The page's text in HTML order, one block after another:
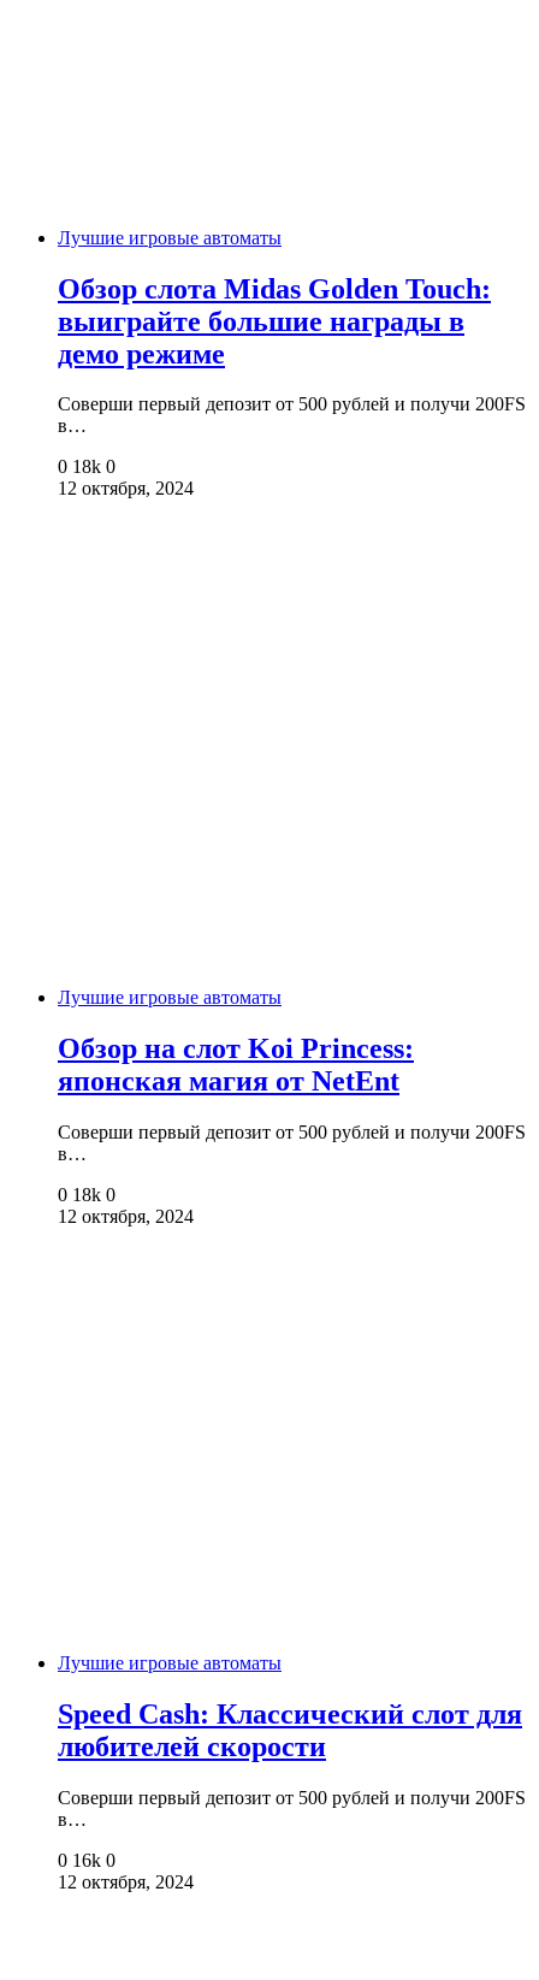
Лучшие игровые автоматы
Обзор слота Midas Golden Touch:
выиграйте большие награды в
демо режиме
Соверши первый депозит от 500 рублей и получи 200FS
в…
0 18k 0
12 октября, 2024
Лучшие игровые автоматы
Обзор на слот Koi Princess:
японская магия от NetEnt
Соверши первый депозит от 500 рублей и получи 200FS
в…
0 18k 0
12 октября, 2024
Лучшие игровые автоматы
Speed Cash: Классический слот для
любителей скорости
Соверши первый депозит от 500 рублей и получи 200FS
в…
0 16k 0
12 октября, 2024